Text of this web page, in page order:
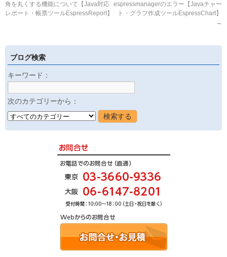
角を丸くする機能について【Java対応
レポート・帳票ツールEspressReport】
espressmanagerのエラー【Javaチャー
ト・グラフ作成ツールEspressChart】
→
ブログ検索
キーワード：
次のカテゴリーから：